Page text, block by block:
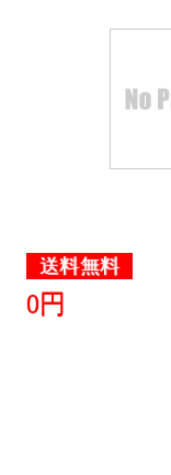
送料無料
0円